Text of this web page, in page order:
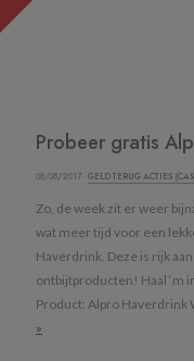
Probeer gratis
08/08/2017 · GELD TERUG ACTIES
Zo, de week zit er weer
wat meer tijd voor een
Haverdrink. Deze is rijk
ontbijtproducten! Haal ‘m
Product: Alpro Haverdrink
»